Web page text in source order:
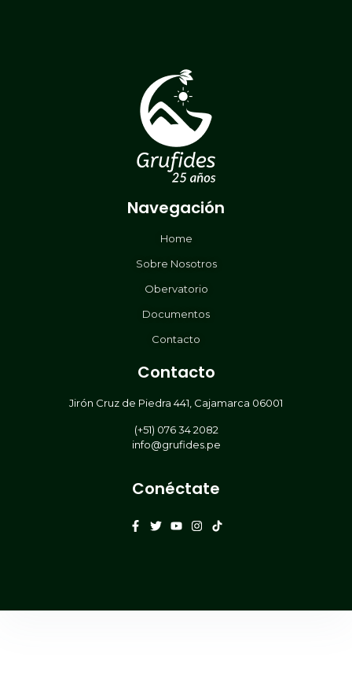
Navegación
Home
Sobre Nosotros
Obervatorio
Documentos
Contacto
Contacto
Jirón Cruz de Piedra 441, Cajamarca 06001
(+51) 076 34 2082
info@grufides.pe
Conéctate